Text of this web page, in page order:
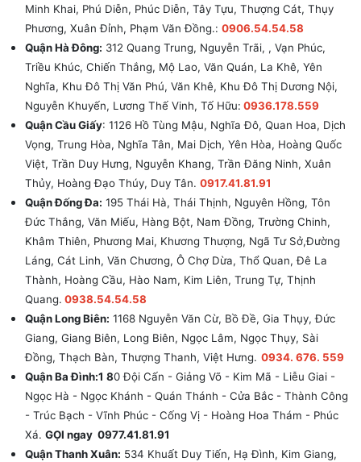
Minh Khai, Phú Diễn, Phúc Diễn, Tây Tựu, Thượng Cát, Thụy
Phương, Xuân Đỉnh, Phạm Văn Đồng.: 0906.54.54.58
Quận Hà Đông: 312 Quang Trung, Nguyễn Trãi, , Vạn Phúc,
Triều Khúc, Chiến Thắng, Mộ Lao, Văn Quán, La Khê, Yên
Nghĩa, Khu Đô Thị Văn Phú, Văn Khê, Khu Đô Thị Dương Nội,
Nguyễn Khuyến, Lương Thế Vinh, Tố Hữu: 0936.178.559
Quận Cầu Giấy: 1126 Hồ Tùng Mậu, Nghĩa Đô, Quan Hoa, Dịch
Vọng, Trung Hòa, Nghĩa Tân, Mai Dịch, Yên Hòa, Hoàng Quốc
Việt, Trần Duy Hưng, Nguyễn Khang, Trần Đăng Ninh, Xuân
Thủy, Hoàng Đạo Thúy, Duy Tân. 0917.41.81.91
Quận Đống Đa: 195 Thái Hà, Thái Thịnh, Nguyên Hồng, Tôn
Đức Thắng, Văn Miếu, Hàng Bột, Nam Đồng, Trường Chinh,
Khâm Thiên, Phương Mai, Khương Thượng, Ngã Tư Sở,Đường
Láng, Cát Linh, Văn Chương, Ô Chợ Dừa, Thổ Quan, Đê La
Thành, Hoàng Cầu, Hào Nam, Kim Liên, Trung Tự, Thịnh
Quang. 0938.54.54.58
Quận Long Biên: 1168 Nguyễn Văn Cừ, Bồ Đề, Gia Thụy, Đức
Giang, Giang Biên, Long Biên, Ngọc Lâm, Ngọc Thụy, Sài
Đồng, Thạch Bàn, Thượng Thanh, Việt Hưng. 0934. 676. 559
Quận Ba Đình:1 80 Đội Cấn - Giảng Võ - Kim Mã - Liễu Giai -
Ngọc Hà - Ngọc Khánh - Quán Thánh - Cửa Bắc - Thành Công
- Trúc Bạch - Vĩnh Phúc - Cống Vị - Hoàng Hoa Thám - Phúc
Xá. GỌI ngay 0977.41.81.91
Quận Thanh Xuân: 534 Khuất Duy Tiến, Hạ Đình, Kim Giang,